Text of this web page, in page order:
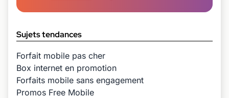
Sujets tendances
Forfait mobile pas cher
Box internet en promotion
Forfaits mobile sans engagement
Promos Free Mobile